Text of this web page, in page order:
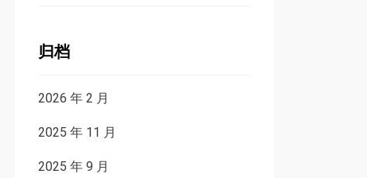
归档
2026 年 2 月
2025 年 11 月
2025 年 9 月